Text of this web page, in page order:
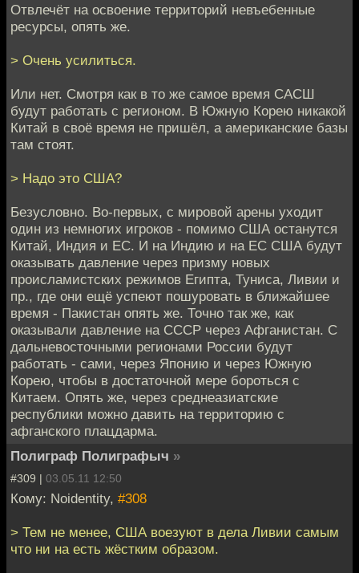
Отвлечёт на освоение территорий невъебенные
ресурсы, опять же.
> Очень усилиться.
Или нет. Смотря как в то же самое время САСШ
будут работать с регионом. В Южную Корею никакой
Китай в своё время не пришёл, а американские базы
там стоят.
> Надо это США?
Безусловно. Во-первых, с мировой арены уходит
один из немногих игроков - помимо США останутся
Китай, Индия и ЕС. И на Индию и на ЕС США будут
оказывать давление через призму новых
происламистских режимов Египта, Туниса, Ливии и
пр., где они ещё успеют пошуровать в ближайшее
время - Пакистан опять же. Точно так же, как
оказывали давление на СССР через Афганистан. С
дальневосточными регионами России будут
работать - сами, через Японию и через Южную
Корею, чтобы в достаточной мере бороться с
Китаем. Опять же, через среднеазиатские
республики можно давить на территорию с
афганского плацдарма.
Полиграф Полиграфыч »
#309 | 03.05.11 12:50
Кому: Noidentity, #308
> Тем не менее, США воезуют в дела Ливии самым
что ни на есть жёстким образом.